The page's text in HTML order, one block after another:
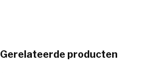
Gerelateerde producten